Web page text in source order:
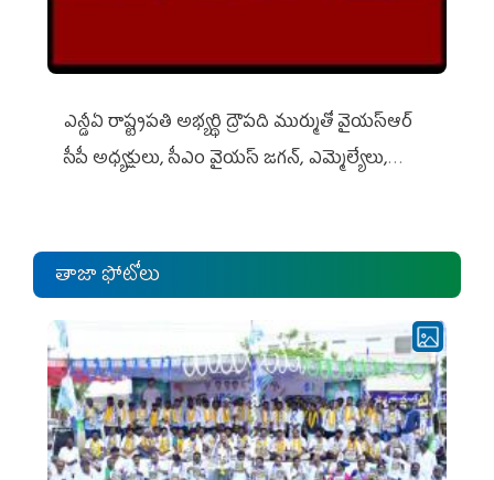
ఎన్డీఏ రాష్ట్ర‌ప‌తి అభ్య‌ర్థి ద్రౌప‌ది ముర్ముతో వైయ‌స్ఆర్
సీపీ అధ్య‌క్షులు, సీఎం వైయ‌స్ జ‌గ‌న్, ఎమ్మెల్యేలు,
తాజా ఫోటోలు